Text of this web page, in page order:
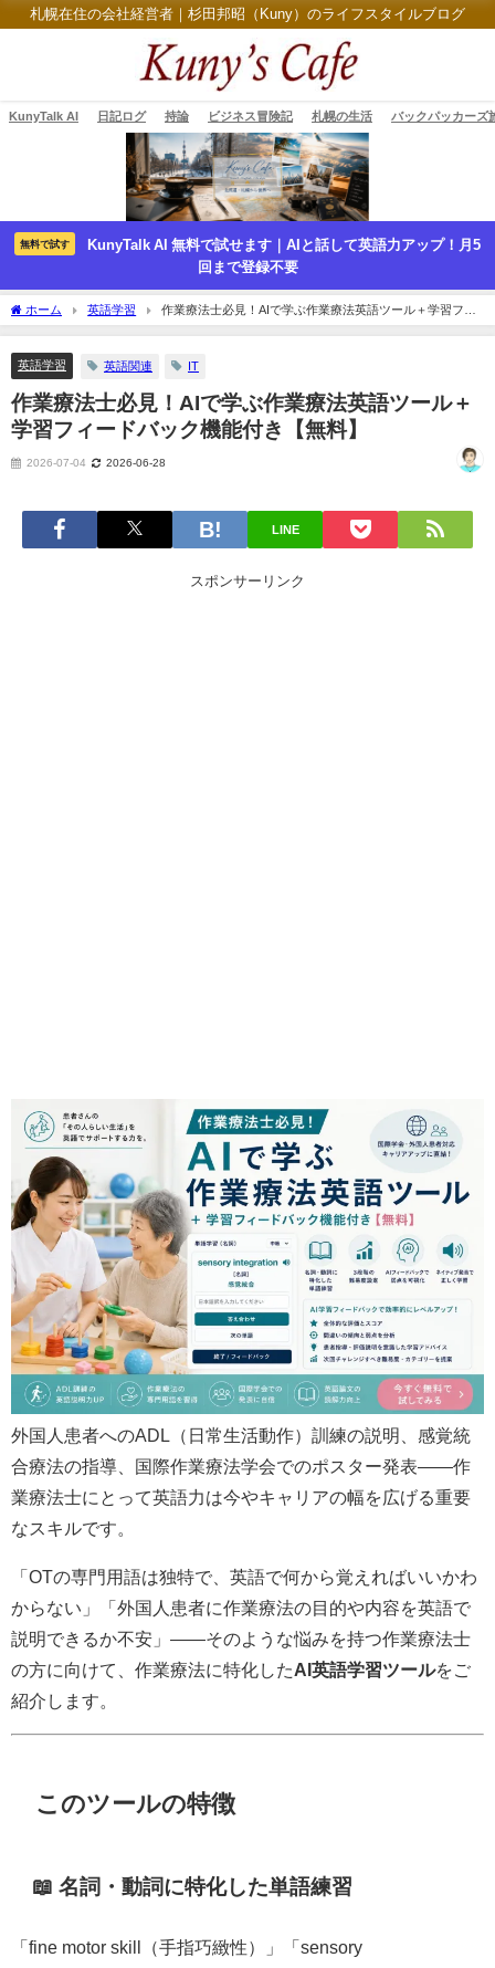
札幌在住の会社経営者｜杉田邦昭（Kuny）のライフスタイルブログ
KunyTalk AI 日記ログ 持論 ビジネス冒険記 札幌の生活 バックパッカーズ
無料で試す
KunyTalk AI 無料で試せます｜AIと話して英語力アップ！月5
回まで登録不要
ホーム 英語学習
作業療法士必見！AIで学ぶ作業療法英語ツール＋学習フィ
ードバック機能付き【無料】
英語学習 英語関連 IT
作業療法士必見！AIで学ぶ作業療法英語ツール＋
学習フィードバック機能付き【無料】
2026-07-04 2026-06-28
LINE
スポンサーリンク
外国人患者へのADL（日常生活動作）訓練の説明、感覚統
合療法の指導、国際作業療法学会でのポスター発表——作
業療法士にとって英語力は今やキャリアの幅を広げる重要
なスキルです。
「OTの専門用語は独特で、英語で何から覚えればいいかわ
からない」「外国人患者に作業療法の目的や内容を英語で
説明できるか不安」——そのような悩みを持つ作業療法士
の方に向けて、作業療法に特化したAI英語学習ツールをご
紹介します。
このツールの特徴
📖 名詞・動詞に特化した単語練習
「fine motor skill（手指巧緻性）」「sensory